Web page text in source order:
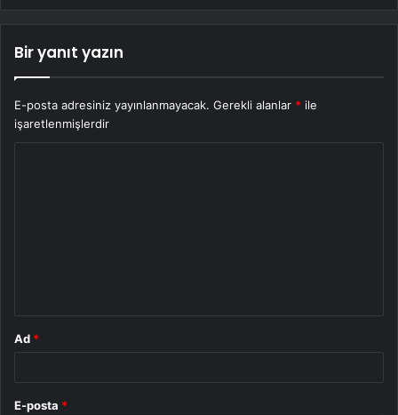
Bir yanıt yazın
E-posta adresiniz yayınlanmayacak. Gerekli alanlar * ile
işaretlenmişlerdir
Ad *
E-posta *